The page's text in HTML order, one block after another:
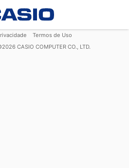
Termos de Uso
2026 CASIO COMPUTER CO., LTD.